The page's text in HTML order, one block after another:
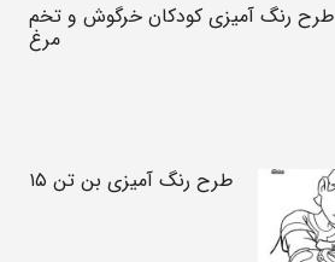
طرح رنگ آمیزی کودکان خرگوش و تخم
مرغ
طرح رنگ آمیزی بن تن ۱۵